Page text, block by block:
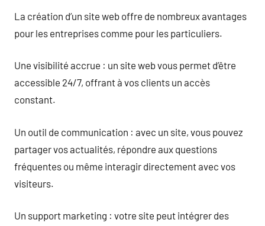
La création d’un site web offre de nombreux avantages
pour les entreprises comme pour les particuliers.
Une visibilité accrue : un site web vous permet d’être
accessible 24/7, offrant à vos clients un accès
constant.
Un outil de communication : avec un site, vous pouvez
partager vos actualités, répondre aux questions
fréquentes ou même interagir directement avec vos
visiteurs.
Un support marketing : votre site peut intégrer des